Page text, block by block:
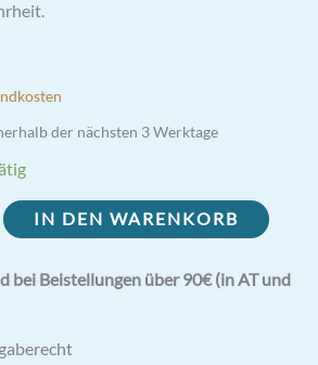
der nächsten 3 Werktage
IN DEN WARENKORB
bei Beistellungen über 90€ (in AT und